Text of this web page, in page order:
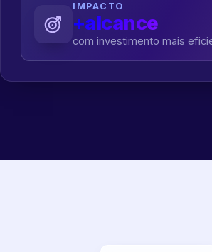
IMPACTO
+alcance
com investimento mais